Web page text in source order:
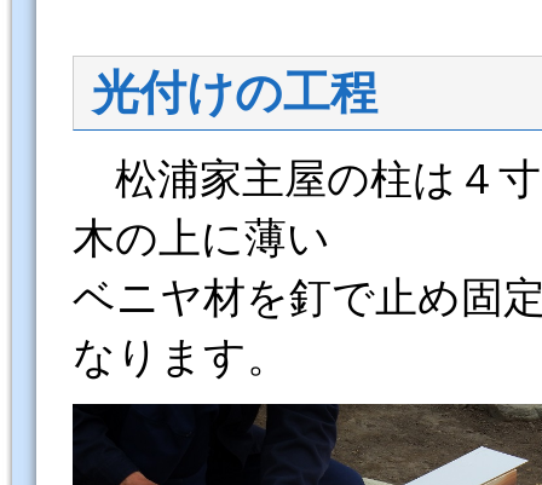
光付けの工程
松浦家主屋の柱は４
木の上に薄い
ベニヤ材を釘で止め固
なります。